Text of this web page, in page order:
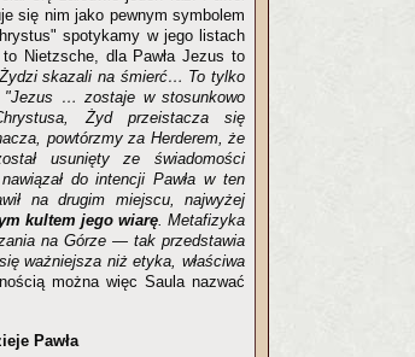
się nim jako pewnym symbolem
spotykamy w jego listach
Nietzsche, dla Pawła Jezus to
skazali na śmierć… To tylko
"Jezus … zostaje w stosunkowo
Żyd przeistacza się
powtórzmy za Herderem, że
usunięty ze świadomości
do intencji Pawła w ten
na drugim miejscu, najwyżej
kultem jego wiarę. Metafizyka
na Górze — tak przedstawia
ważniejsza niż etyka, właściwa
można więc Saula nazwać
Pawła